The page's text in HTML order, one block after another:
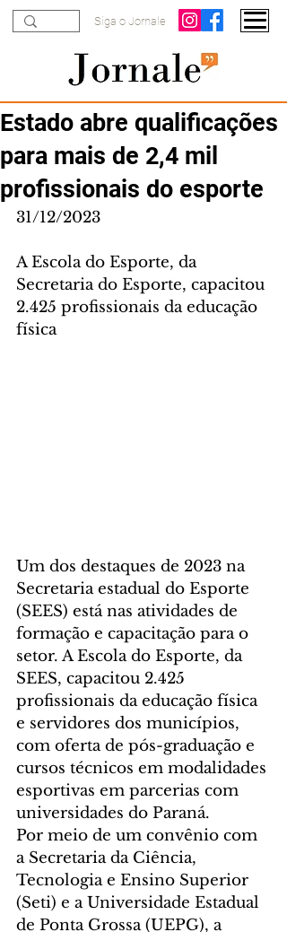
Siga o Jornale
Estado abre qualificações
para mais de 2,4 mil
profissionais do esporte
31/12/2023
A Escola do Esporte, da
Secretaria do Esporte, capacitou
2.425 profissionais da educação
física
Um dos destaques de 2023 na
Secretaria estadual do Esporte
(SEES) está nas atividades de
formação e capacitação para o
setor. A Escola do Esporte, da
SEES, capacitou 2.425
profissionais da educação física
e servidores dos municípios,
com oferta de pós-graduação e
cursos técnicos em modalidades
esportivas em parcerias com
universidades do Paraná.
Por meio de um convênio com
a Secretaria da Ciência,
Tecnologia e Ensino Superior
(Seti) e a Universidade Estadual
de Ponta Grossa (UEPG), a